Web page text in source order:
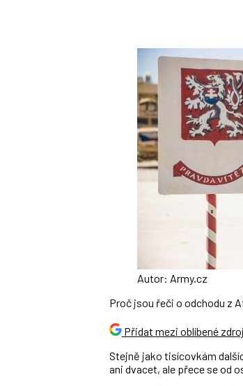
Autor: Army.cz
Proč jsou řeči o odchodu z
Přidat mezi oblíbené
Stejně jako tisícovkám
ani dvacet, ale přece se od